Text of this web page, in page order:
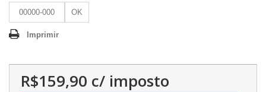
OK
Imprimir
R$159,90 c/ imposto